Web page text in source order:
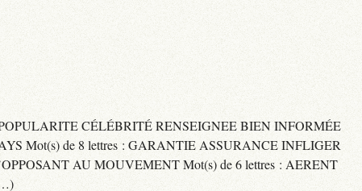
CÉLÉBRITÉ RENSEIGNEE BIEN INFORMÉE
Mot(s) de 8 lettres : GARANTIE ASSURANCE INFLIGER
AU MOUVEMENT Mot(s) de 6 lettres : AERENT